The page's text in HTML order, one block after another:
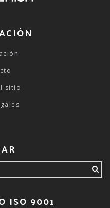
sitio
ISO 9001